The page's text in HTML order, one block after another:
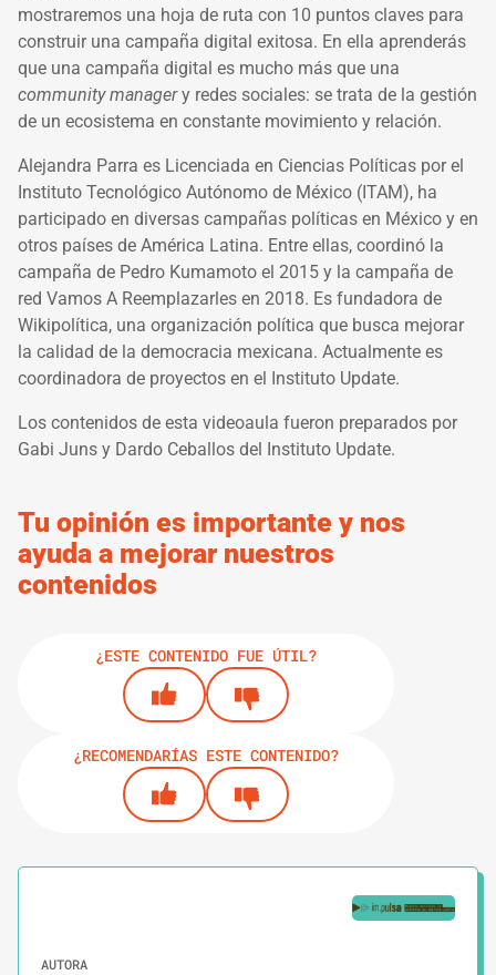
mostraremos una hoja de ruta con 10 puntos claves para
construir una campaña digital exitosa. En ella aprenderás
que una campaña digital es mucho más que una
community managery redes sociales: se trata de la gestión
de un ecosistema en constante movimiento y relación.
Alejandra Parra es Licenciada en Ciencias Políticas por el
Instituto Tecnológico Autónomo de México (ITAM), ha
participado en diversas campañas políticas en México y en
otros países de América Latina. Entre ellas, coordinó la
campaña de Pedro Kumamoto el 2015 y la campaña de
red Vamos A Reemplazarles en 2018. Es fundadora de
Wikipolítica, una organización política que busca mejorar
la calidad de la democracia mexicana. Actualmente es
coordinadora de proyectos en el Instituto Update.
Los contenidos de esta videoaula fueron preparados por
Gabi Juns y Dardo Ceballos del Instituto Update.
Tu opinión es importante y nos
ayuda a mejorar nuestros
contenidos
¿ESTE CONTENIDO FUE ÚTIL?
¿RECOMENDARÍAS ESTE CONTENIDO?
AUTORA